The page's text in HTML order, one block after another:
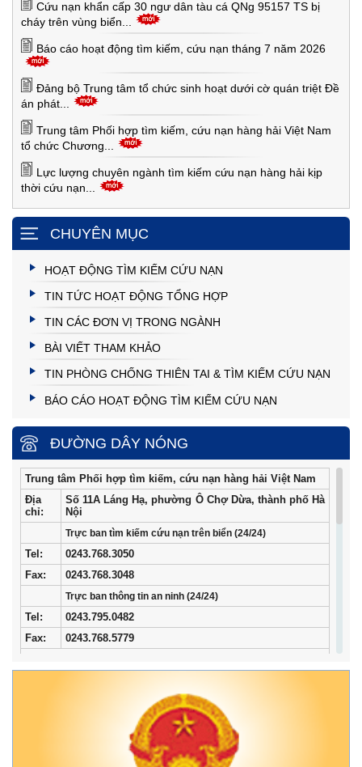
Cứu nạn khẩn cấp 30 ngư dân tàu cá QNg 95157 TS bị
cháy trên vùng biển...
Báo cáo hoạt động tìm kiếm, cứu nạn tháng 7 năm 2026
Đảng bộ Trung tâm tổ chức sinh hoạt dưới cờ quán triệt Đề
án phát...
Trung tâm Phối hợp tìm kiếm, cứu nạn hàng hải Việt Nam
tổ chức Chương...
Lực lượng chuyên ngành tìm kiếm cứu nạn hàng hải kịp
thời cứu nạn...
CHUYÊN MỤC
HOẠT ĐỘNG TÌM KIẾM CỨU NẠN
TIN TỨC HOẠT ĐỘNG TỔNG HỢP
TIN CÁC ĐƠN VỊ TRONG NGÀNH
BÀI VIẾT THAM KHẢO
TIN PHÒNG CHỐNG THIÊN TAI & TÌM KIẾM CỨU NẠN
BÁO CÁO HOẠT ĐỘNG TÌM KIẾM CỨU NẠN
ĐƯỜNG DÂY NÓNG
Trung tâm Phối hợp tìm kiếm, cứu nạn hàng hải Việt Nam
Địa
chỉ:
Số 11A Láng Hạ, phường Ô Chợ Dừa, thành phố Hà
Nội
Trực ban tìm kiếm cứu nạn trên biển (24/24)
Tel :
0243.768.3050
Fax:
0243.768.3048
Trực ban thông tin an ninh (24/24)
Tel:
0243.795.0482
Fax:
0243.768.5779
02253.759.508 (24/24h)
02253.759.507